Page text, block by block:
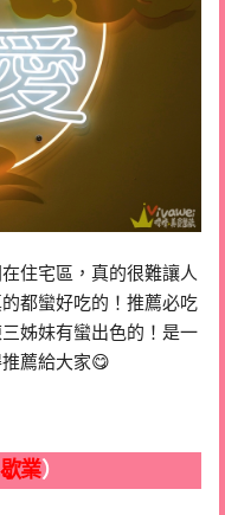
住宅區，真的很難讓人
都蠻好吃的！推薦必吃
姊妹有蠻出色的！是一
薦給大家😋
業）